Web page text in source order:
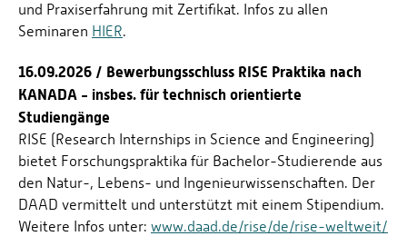
und Praxiserfahrung mit Zertifikat. Infos zu allen
Seminaren HIER.
16.09.2026 / Bewerbungsschluss RISE Praktika nach
KANADA - insbes. für technisch orientierte
Studiengänge
RISE (Research Internships in Science and Engineering)
bietet Forschungspraktika für Bachelor-Studierende aus
den Natur-, Lebens- und Ingenieurwissenschaften. Der
DAAD vermittelt und unterstützt mit einem Stipendium.
Weitere Infos unter: www.daad.de/rise/de/rise-weltweit/